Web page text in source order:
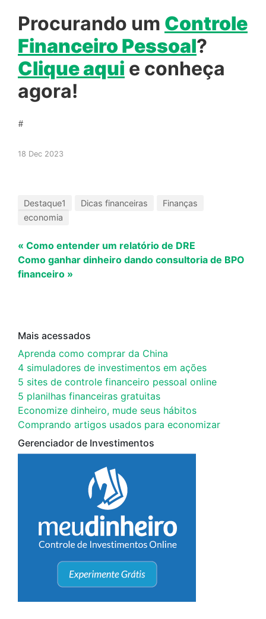
Procurando um Controle
Financeiro Pessoal?
Clique aqui e conheça
agora!
#
18 Dec 2023
Destaque1 Dicas financeiras
Finanças
economia
« Como entender um relatório de DRE
Como ganhar dinheiro dando consultoria de BPO
financeiro »
Mais acessados
Aprenda como comprar da China
4 simuladores de investimentos em ações
5 sites de controle financeiro pessoal online
5 planilhas financeiras gratuitas
Economize dinheiro, mude seus hábitos
Comprando artigos usados para economizar
Gerenciador de Investimentos